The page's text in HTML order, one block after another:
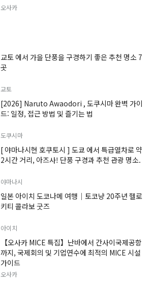
오사카
교토 에서 가을 단풍을 구경하기 좋은 추천 명소 7
곳
교토
[2026] Naruto Awaodori , 도쿠시마 완벽 가이
드: 일정, 접근 방법 및 즐기는 법
도쿠시마
[ 야마나시현 호쿠토시 ] 도쿄 에서 특급열차로 약
2시간 거리, 아즈사! 단풍 구경과 추천 관광 명소.
야마나시
일본 아이치 도코나메 여행｜토코냥 20주년 헬로
키티 콜라보 굿즈
아이치
【오사카 MICE 특집】난바에서 간사이국제공항
까지, 국제회의 및 기업연수에 최적의 MICE 시설
가이드
오사카